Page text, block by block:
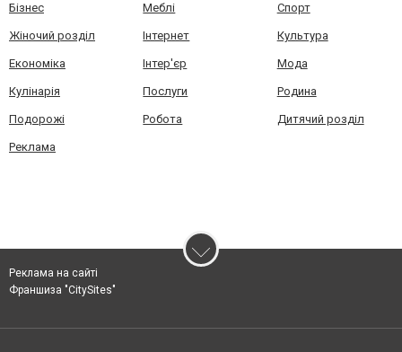
Бізнес Меблі Спорт
Жіночий розділ Інтернет Культура
Економіка Інтер'єр Мода
Кулінарія Послуги Родина
Подорожі Робота Дитячий розділ
Реклама
Реклама на сайті
Франшиза "CitySites"